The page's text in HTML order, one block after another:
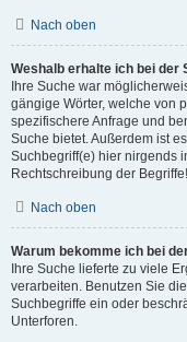
Nach oben
Weshalb erhalte ich bei der
Ihre Suche war
gängige Wörter, welche von
spezifischere Anfrage und
Suche bietet. Außerdem ist
Suchbegriff(e) hier nirgends
Rechtschreibung der Begriffe!
Nach oben
Warum bekomme ich bei
Ihre Suche lieferte zu viele
verarbeiten. Benutzen Sie
Suchbegriffe ein oder
Unterforen.